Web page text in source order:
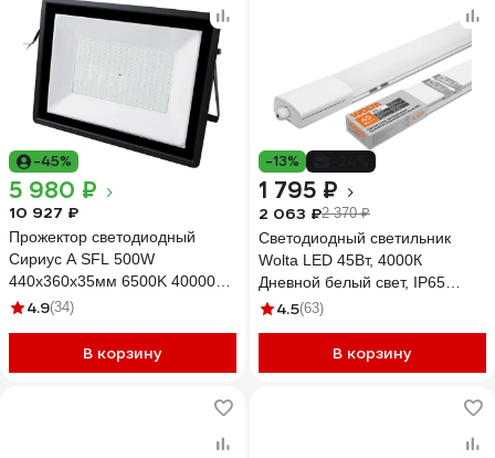
-45%
5 980 ₽
10 927 ₽
Прожектор светодиодный
Сириус А SFL 500W
440x360x35мм 6500K 40000Лм
IP65 СириусА SFL-500W-B-
4.9(34)
В корзину
-13%
1 795 ₽
2 063 ₽2 370 ₽
Светодиодный светильник
Wolta LED 45Вт, 4000К
Дневной белый свет, IP65
WPL48-4K150-01
4.5(63)
В корзину